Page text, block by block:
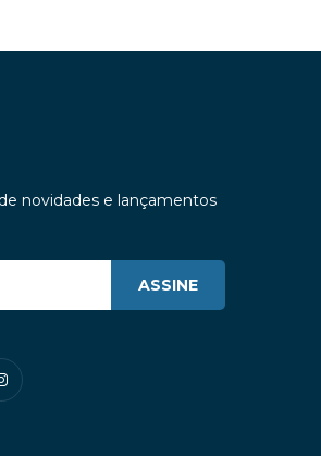
novidades e lançamentos
ASSINE